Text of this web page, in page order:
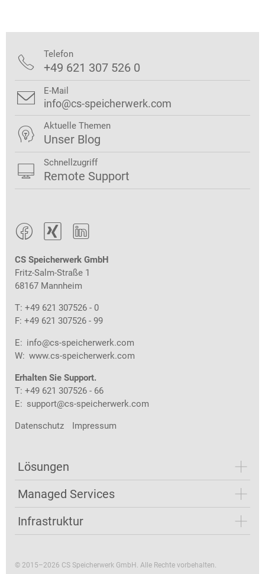
  
CS Speicherwerk GmbH
Fritz-Salm-Straße 1
68167 Mannheim
T: +49 621 307526 - 0
F: +49 621 307526 - 99
E: info@cs-speicherwerk.com
W: www.cs-speicherwerk.com
Erhalten Sie Support.
T: +49 621 307526 - 66
E: support@cs-speicherwerk.com
Datenschutz Impressum
Lösungen
Managed Services
Infrastruktur
 Telefon
+49 621 307 526 0
 E-Mail
info@cs-speicherwerk.com
 Aktuelle Themen
Unser Blog
 Schnellzugriff
Remote Support
© 2015–2026 CS Speicherwerk GmbH. Alle Rechte vorbehalten.